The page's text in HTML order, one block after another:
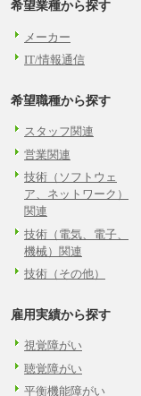
希望業種から探す
メーカー
IT/情報通信
希望職種から探す
スタッフ関連
営業関連
技術（ソフトウェ
ア、ネットワーク）
関連
技術（電気、電子、
機械）関連
技術（その他）
雇用実績から探す
視覚障がい
聴覚障がい
平衡機能障がい